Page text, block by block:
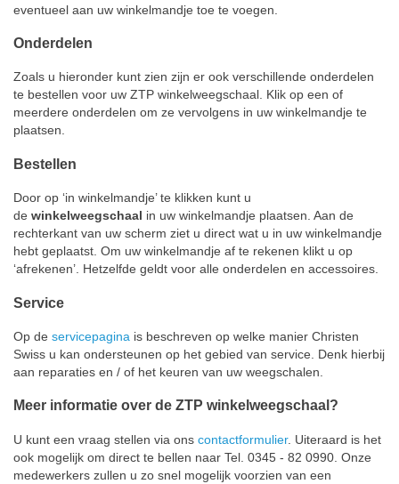
eventueel aan uw winkelmandje toe te voegen.
Onderdelen
Zoals u hieronder kunt zien zijn er ook verschillende onderdelen
te bestellen voor uw ZTP winkelweegschaal. Klik op een of
meerdere onderdelen om ze vervolgens in uw winkelmandje te
plaatsen.
Bestellen
Door op ‘in winkelmandje’ te klikken kunt u
de winkelweegschaal in uw winkelmandje plaatsen. Aan de
rechterkant van uw scherm ziet u direct wat u in uw winkelmandje
hebt geplaatst. Om uw winkelmandje af te rekenen klikt u op
‘afrekenen’. Hetzelfde geldt voor alle onderdelen en accessoires.
Service
Op de servicepagina is beschreven op welke manier Christen
Swiss u kan ondersteunen op het gebied van service. Denk hierbij
aan reparaties en / of het keuren van uw weegschalen.
Meer informatie over de ZTP winkelweegschaal?
U kunt een vraag stellen via ons contactformulier. Uiteraard is het
ook mogelijk om direct te bellen naar Tel. 0345 - 82 0990. Onze
medewerkers zullen u zo snel mogelijk voorzien van een